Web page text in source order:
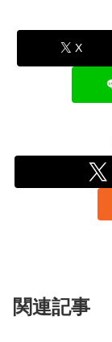
X
関連記事